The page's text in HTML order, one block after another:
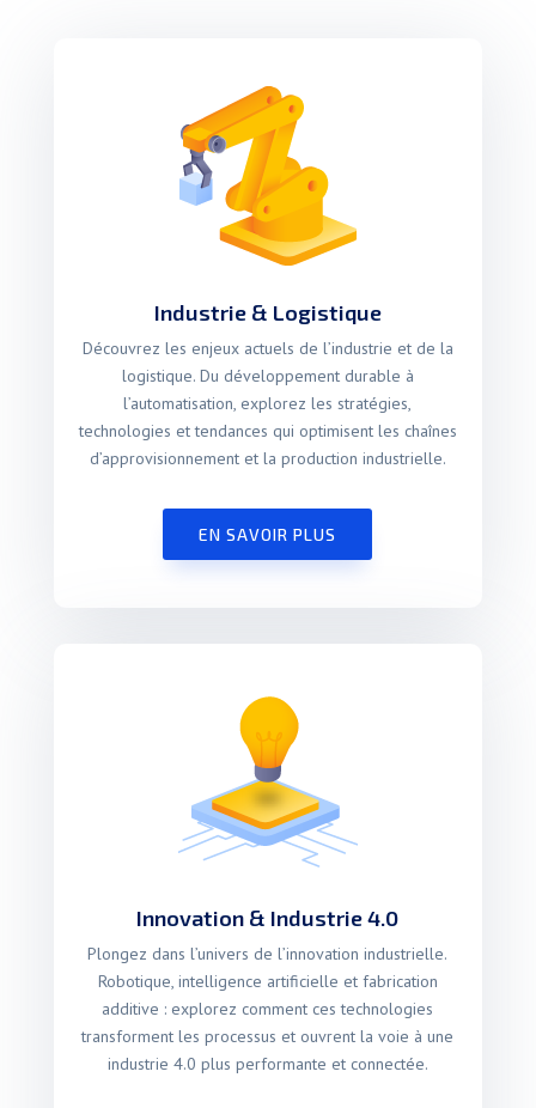
Industrie & Logistique
Découvrez les enjeux actuels de l’industrie et de la
logistique. Du développement durable à
l’automatisation, explorez les stratégies,
technologies et tendances qui optimisent les chaînes
d’approvisionnement et la production industrielle.
EN SAVOIR PLUS
Innovation & Industrie 4.0
Plongez dans l’univers de l’innovation industrielle.
Robotique, intelligence artificielle et fabrication
additive : explorez comment ces technologies
transforment les processus et ouvrent la voie à une
industrie 4.0 plus performante et connectée.